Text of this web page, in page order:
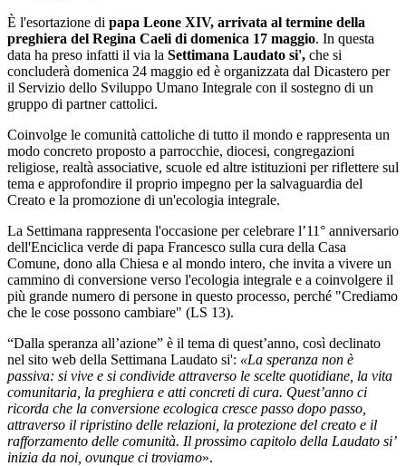
È l'esortazione di papa Leone XIV, arrivata al termine della
preghiera del Regina Caeli di domenica 17 maggio. In questa
data ha preso infatti il via la Settimana Laudato si', che si
concluderà domenica 24 maggio ed è organizzata dal Dicastero per
il Servizio dello Sviluppo Umano Integrale con il sostegno di un
gruppo di partner cattolici.
Coinvolge le comunità cattoliche di tutto il mondo e rappresenta un
modo concreto proposto a parrocchie, diocesi, congregazioni
religiose, realtà associative, scuole ed altre istituzioni per riflettere sul
tema e approfondire il proprio impegno per la salvaguardia del
Creato e la promozione di un'ecologia integrale.
La Settimana rappresenta l'occasione per celebrare l’11° anniversario
dell'Enciclica verde di papa Francesco sulla cura della Casa
Comune, dono alla Chiesa e al mondo intero, che invita a vivere un
cammino di conversione verso l'ecologia integrale e a coinvolgere il
più grande numero di persone in questo processo, perché "Crediamo
che le cose possono cambiare" (LS 13).
“Dalla speranza all’azione” è il tema di quest’anno, così declinato
nel sito web della Settimana Laudato si': «La speranza non è
passiva: si vive e si condivide attraverso le scelte quotidiane, la vita
comunitaria, la preghiera e atti concreti di cura. Quest’anno ci
ricorda che la conversione ecologica cresce passo dopo passo,
attraverso il ripristino delle relazioni, la protezione del creato e il
rafforzamento delle comunità. Il prossimo capitolo della Laudato si’
inizia da noi, ovunque ci troviamo».